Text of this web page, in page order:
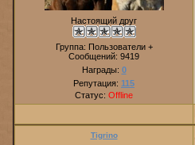
Настоящий друг
Группа: Пользователи +
Сообщений: 9419
Награды: 0
Репутация: 115
Статус: Offline
Tigrino